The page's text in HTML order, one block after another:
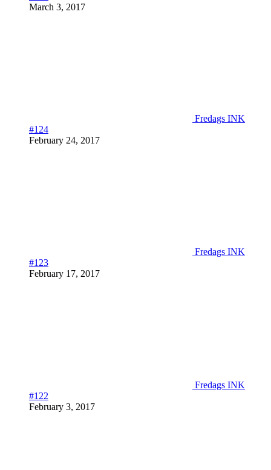
March 3, 2017
Fredags INK
#124
February 24, 2017
Fredags INK
#123
February 17, 2017
Fredags INK
#122
February 3, 2017